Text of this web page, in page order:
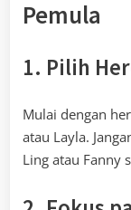
Pemula
1. Pilih
Mulai dengan
atau Layla.
Ling atau Fanny